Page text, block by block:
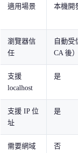
適用場景 本機開
瀏覽器信
任
自動受
CA 後）
支援
localhost
是
支援 IP 位
址
是
需要網域 否